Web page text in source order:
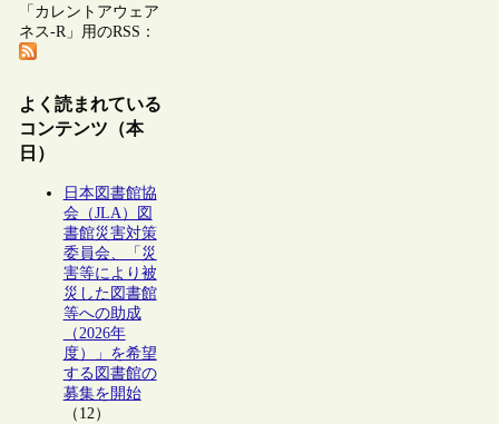
「カレントアウェア
ネス-R」用のRSS：
よく読まれている
コンテンツ（本
日）
日本図書館協
会（JLA）図
書館災害対策
委員会、「災
害等により被
災した図書館
等への助成
（2026年
度）」を希望
する図書館の
募集を開始
（12）